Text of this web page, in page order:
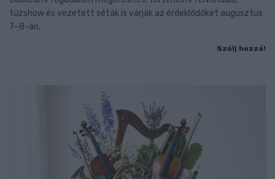
tűzshow és vezetett séták is várják az érdeklődőket augusztus
7–8-án.
Szólj hozzá!